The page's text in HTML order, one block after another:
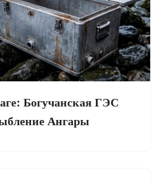
Богучанская ГЭС
Ангары